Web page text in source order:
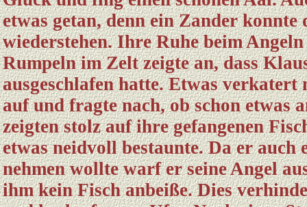
etwas getan, denn ein Zander konnte
wiederstehen. Ihre Ruhe beim
Rumpeln im Zelt zeigte an, dass
ausgeschlafen hatte. Etwas
auf und fragte nach, ob schon etwas
zeigten stolz auf ihre gefangenen
etwas neidvoll bestaunte. Da er auch
nehmen wollte warf er seine Angel
ihm kein Fisch anbeiße. Dies